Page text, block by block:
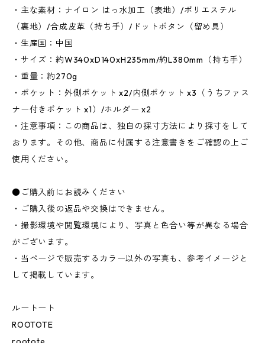
・主な素材：ナイロン はっ水加工（表地）/ポリエステル
（裏地）/合成皮革（持ち手）/ドットボタン（留め具）
・生産国：中国
・サイズ：約W340xD140xH235mm/約L380mm（持ち手）
・重量：約270g
・ポケット：外側ポケット x2/内側ポケット x3（うちファス
ナー付きポケット x1）/ホルダー x2
・注意事項：この商品は、独自の採寸方法により採寸をして
おります。その他、商品に付属する注意書きをご確認の上ご
使用ください。
●ご購入前にお読みください
・ご購入後の返品や交換はできません。
・撮影環境や閲覧環境により、写真と色合い等が異なる場合
がございます。
・当ページで販売するカラー以外の写真も、参考イメージと
して掲載しています。
ルートート
ROOTOTE